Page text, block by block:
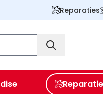
Reparaties